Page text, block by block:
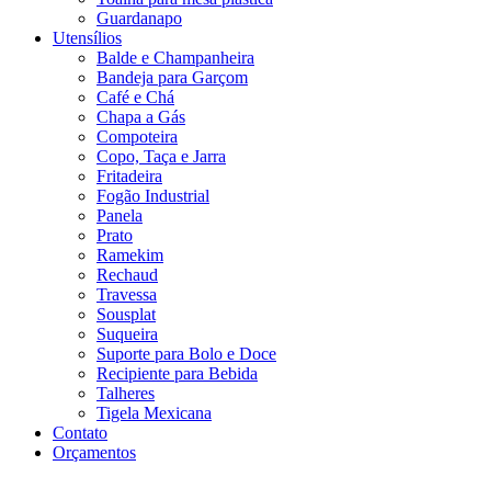
Guardanapo
Utensílios
Balde e Champanheira
Bandeja para Garçom
Café e Chá
Chapa a Gás
Compoteira
Copo, Taça e Jarra
Fritadeira
Fogão Industrial
Panela
Prato
Ramekim
Rechaud
Travessa
Sousplat
Suqueira
Suporte para Bolo e Doce
Recipiente para Bebida
Talheres
Tigela Mexicana
Contato
Orçamentos